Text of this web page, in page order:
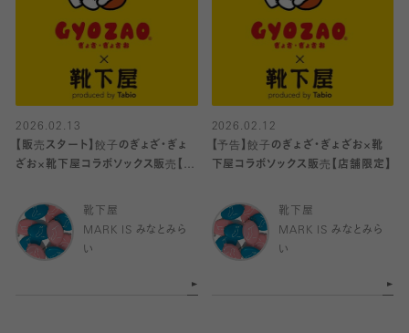
2026.02.13
【販売スタート】餃子のぎょざ・ぎょ
ざお×靴下屋コラボソックス販売【店
靴下屋
MARK IS みなとみら
い
2026.02.12
【予告】餃子のぎょざ・ぎょざお×靴
下屋コラボソックス販売【店舗限定】
靴下屋
MARK IS みなとみら
い